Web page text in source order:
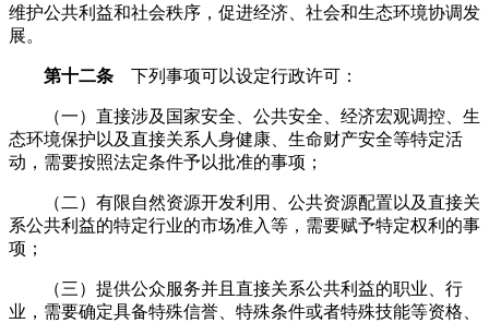
维护公共利益和社会秩序，促进经济、社会和生态环境协调发
展。
第十二条 下列事项可以设定行政许可：
（一）直接涉及国家安全、公共安全、经济宏观调控、生
态环境保护以及直接关系人身健康、生命财产安全等特定活
动，需要按照法定条件予以批准的事项；
（二）有限自然资源开发利用、公共资源配置以及直接关
系公共利益的特定行业的市场准入等，需要赋予特定权利的事
项；
（三）提供公众服务并且直接关系公共利益的职业、行
业，需要确定具备特殊信誉、特殊条件或者特殊技能等资格、